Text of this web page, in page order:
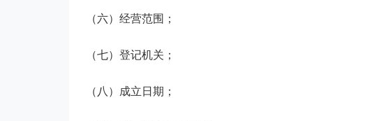
（六）经营范围；
（七）登记机关；
（八）成立日期；